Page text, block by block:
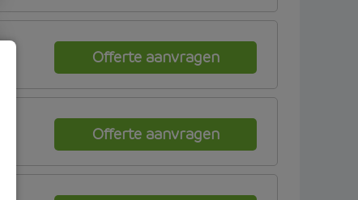
Offerte aanvragen
Offerte aanvragen